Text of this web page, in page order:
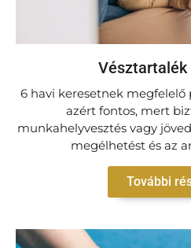
Vésztartalék
6 havi keresetnek
azért fontos, mert
munkahelyvesztés vagy
megélhetést és az
További